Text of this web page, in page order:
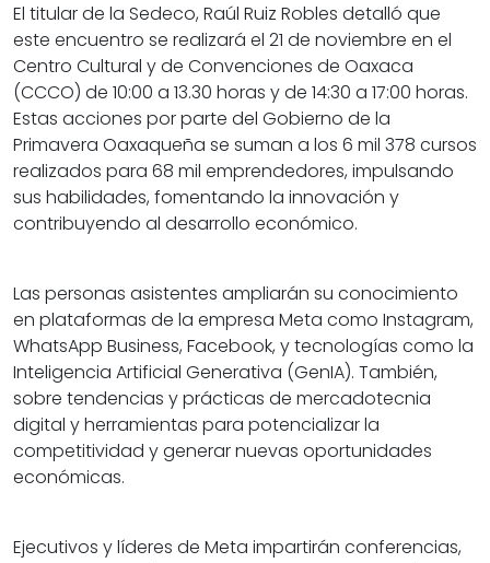
El titular de la Sedeco, Raúl Ruiz Robles detalló que
este encuentro se realizará el 21 de noviembre en el
Centro Cultural y de Convenciones de Oaxaca
(CCCO) de 10:00 a 13.30 horas y de 14:30 a 17:00 horas.
Estas acciones por parte del Gobierno de la
Primavera Oaxaqueña se suman a los 6 mil 378 cursos
realizados para 68 mil emprendedores, impulsando
sus habilidades, fomentando la innovación y
contribuyendo al desarrollo económico.
Las personas asistentes ampliarán su conocimiento
en plataformas de la empresa Meta como Instagram,
WhatsApp Business, Facebook, y tecnologías como la
Inteligencia Artificial Generativa (GenIA). También,
sobre tendencias y prácticas de mercadotecnia
digital y herramientas para potencializar la
competitividad y generar nuevas oportunidades
económicas.
Ejecutivos y líderes de Meta impartirán conferencias,